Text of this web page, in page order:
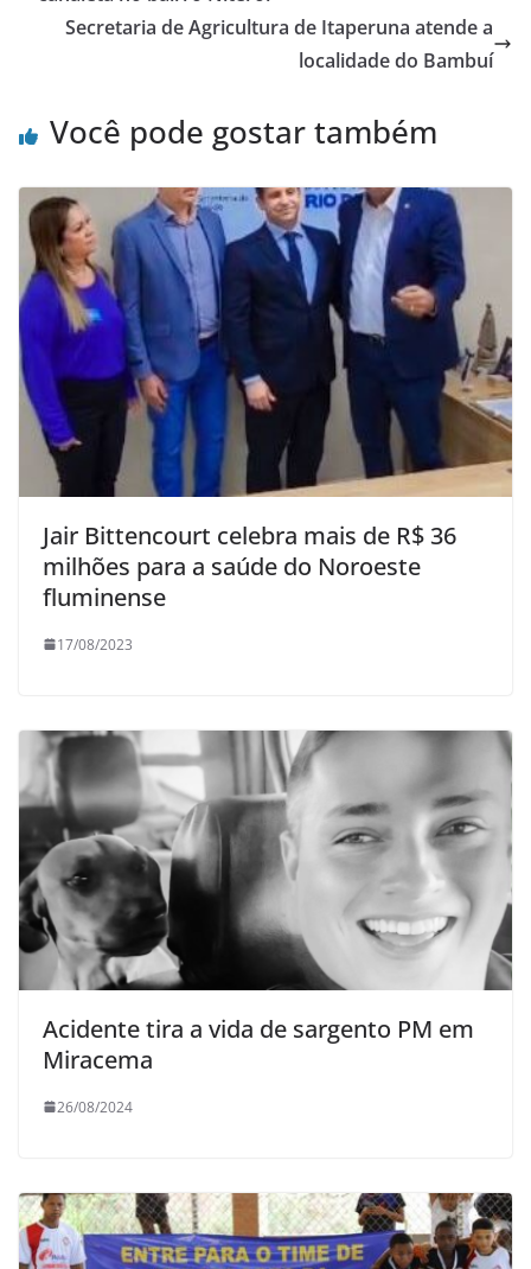
o p
Secretaria de Agricultura de Itaperuna atende a
localidade do Bambuí
Você pode gostar também
Jair Bittencourt celebra mais de R$ 36
milhões para a saúde do Noroeste
fluminense
17/08/2023
Acidente tira a vida de sargento PM em
Miracema
26/08/2024